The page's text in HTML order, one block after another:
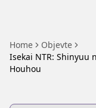
Home
Objevte
Isekai NTR: Shinyuu
Houhou